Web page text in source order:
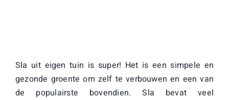
Sla uit eigen tuin is super! Het is een simpele en
gezonde groente om zelf te verbouwen en een van
de populairste bovendien. Sla bevat veel